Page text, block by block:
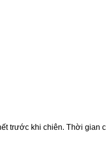
trước khi chiên. Thời gian